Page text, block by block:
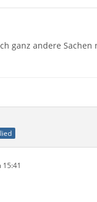
ganz andere
15:41